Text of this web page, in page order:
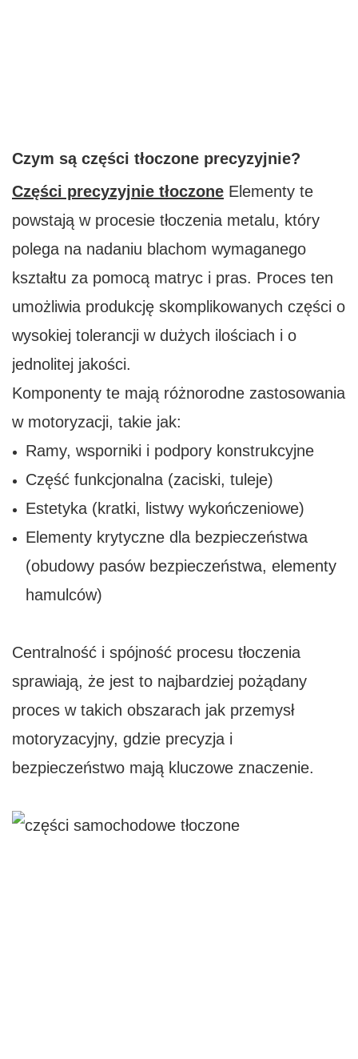
Czym są części tłoczone precyzyjnie?
Części precyzyjnie tłoczone Elementy te
powstają w procesie tłoczenia metalu, który
polega na nadaniu blachom wymaganego
kształtu za pomocą matryc i pras. Proces ten
umożliwia produkcję skomplikowanych części o
wysokiej tolerancji w dużych ilościach i o
jednolitej jakości.
Komponenty te mają różnorodne zastosowania
w motoryzacji, takie jak:
Ramy, wsporniki i podpory konstrukcyjne
Część funkcjonalna (zaciski, tuleje)
Estetyka (kratki, listwy wykończeniowe)
Elementy krytyczne dla bezpieczeństwa
(obudowy pasów bezpieczeństwa, elementy
hamulców)
Centralność i spójność procesu tłoczenia
sprawiają, że jest to najbardziej pożądany
proces w takich obszarach jak przemysł
motoryzacyjny, gdzie precyzja i
bezpieczeństwo mają kluczowe znaczenie.